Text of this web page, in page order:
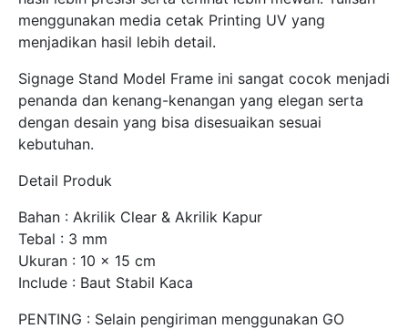
menggunakan media cetak Printing UV yang
menjadikan hasil lebih detail.
Signage Stand Model Frame ini sangat cocok menjadi
penanda dan kenang-kenangan yang elegan serta
dengan desain yang bisa disesuaikan sesuai
kebutuhan.
Detail Produk
Bahan : Akrilik Clear & Akrilik Kapur
Tebal : 3 mm
Ukuran : 10 x 15 cm
Include : Baut Stabil Kaca
PENTING : Selain pengiriman menggunakan GO